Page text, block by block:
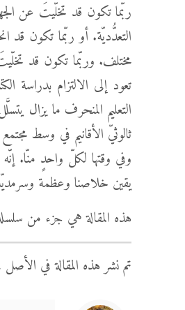
ربّما تكون قد تخلّيتَ عن
التعدُّديّة. أو ربّما تكون قد
مختلف. وربّما تكون قد
تعود إلى الالتزام بدراسة
التعليم المنحرف ما يزال
ثالوثيّ الأقانيم في وسط
وفي وقتها لكلّ واحدٍ منّا.
يقين خلاصنا وعظمة
هذه المقالة هي جزء من
تم نشر هذه المقالة في